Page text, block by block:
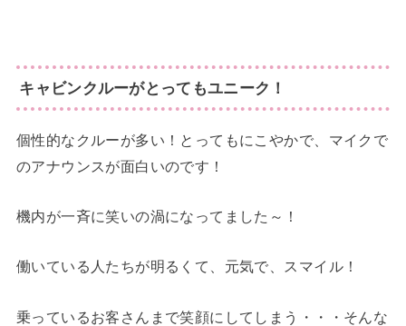
キャビンクルーがとってもユニーク！
個性的なクルーが多い！とってもにこやかで、マイクで
のアナウンスが面白いのです！
機内が一斉に笑いの渦になってました～！
働いている人たちが明るくて、元気で、スマイル！
乗っているお客さんまで笑顔にしてしまう・・・そんな